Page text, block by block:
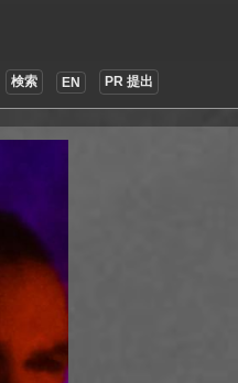
検索 EN PR 提出